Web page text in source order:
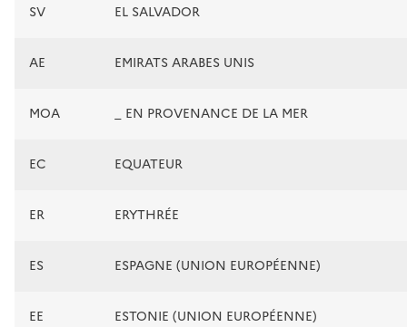
SV EL SALVADOR
AE EMIRATS ARABES UNIS
MOA _ EN PROVENANCE DE LA MER
EC EQUATEUR
ER ERYTHRÉE
ES ESPAGNE (UNION EUROPÉENNE)
EE ESTONIE (UNION EUROPÉENNE)